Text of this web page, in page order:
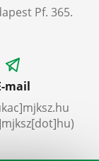
Pf. 365.
mail
mjksz.hu